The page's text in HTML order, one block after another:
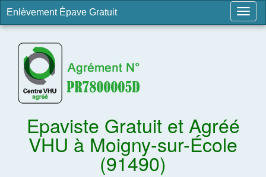
Enlèvement Épave Gratuit
Epaviste Gratuit et Agréé
VHU à Moigny-sur-École
(91490)